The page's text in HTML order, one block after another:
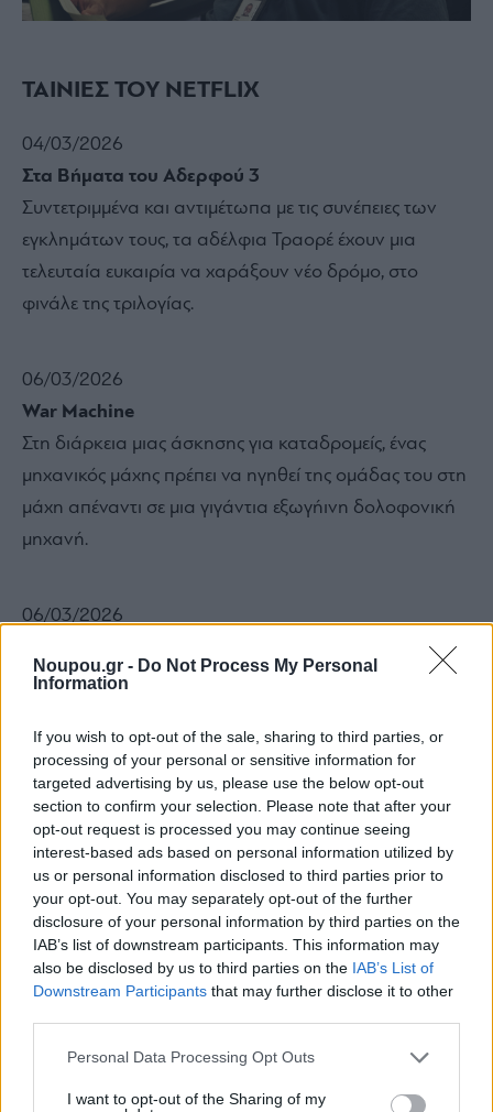
Noupou.gr - Do Not Process My Personal
Information
If you wish to opt-out of the sale, sharing to third parties, or
processing of your personal or sensitive information for
targeted advertising by us, please use the below opt-out
section to confirm your selection. Please note that after your
opt-out request is processed you may continue seeing
interest-based ads based on personal information utilized by
us or personal information disclosed to third parties prior to
your opt-out. You may separately opt-out of the further
disclosure of your personal information by third parties on the
IAB’s list of downstream participants. This information may
also be disclosed by us to third parties on the IAB’s List of
Downstream Participants that may further disclose it to other
Please note that this website/app uses one or more Google
not limited to your visit or usage behaviour. You may click to
Personal Data Processing Opt Outs
I want to opt-out of the Sharing of my
ΤΑΙΝΙΕΣ ΤΟΥ NETFLIX
04/03/2026
Στα Βήματα του Αδερφού 3
Συντετριμμένα και αντιμέτωπα με τις συνέπειες των
εγκλημάτων τους, τα αδέλφια Τραορέ έχουν μια
τελευταία ευκαιρία να χαράξουν νέο δρόμο, στο
φινάλε της τριλογίας.
06/03/2026
War Machine
Στη διάρκεια μιας άσκησης για καταδρομείς, ένας
μηχανικός μάχης πρέπει να ηγηθεί της ομάδας του στη
μάχη απέναντι σε μια γιγάντια εξωγήινη δολοφονική
μηχανή.
06/03/2026
Ένας πρώην κομμουνιστής κι ένας απολιτίκ άντρας
πάρκου και λένε τις ιστορίες της ζωής τους με χιούμορ
και συναίσθημα.
20/03/2026
Peaky Blinders: Ο Αθάνατος
Όταν ο αποξενωμένος γιος του μπλέκεται σε μια
ναζιστική συνωμοσία, ο αυτοεξόριστος Τόμι Σέλμπι
γυρίζει στο Μπέρμιγχαμ για να σώσει την οικογένειά